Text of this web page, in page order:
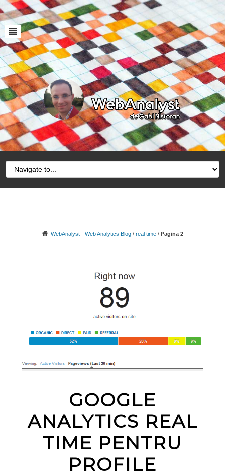
WebAnalyst - Web Analytics Blog \ real time \ Pagina 2
GOOGLE
ANALYTICS REAL
TIME PENTRU
PROFILE